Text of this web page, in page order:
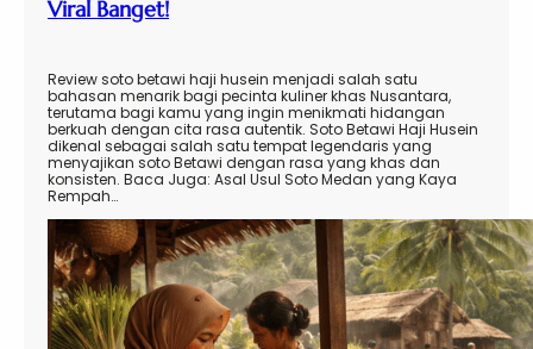
Viral Banget!
Review soto betawi haji husein menjadi salah satu
bahasan menarik bagi pecinta kuliner khas Nusantara,
terutama bagi kamu yang ingin menikmati hidangan
berkuah dengan cita rasa autentik. Soto Betawi Haji Husein
dikenal sebagai salah satu tempat legendaris yang
menyajikan soto Betawi dengan rasa yang khas dan
konsisten. Baca Juga: Asal Usul Soto Medan yang Kaya
Rempah…